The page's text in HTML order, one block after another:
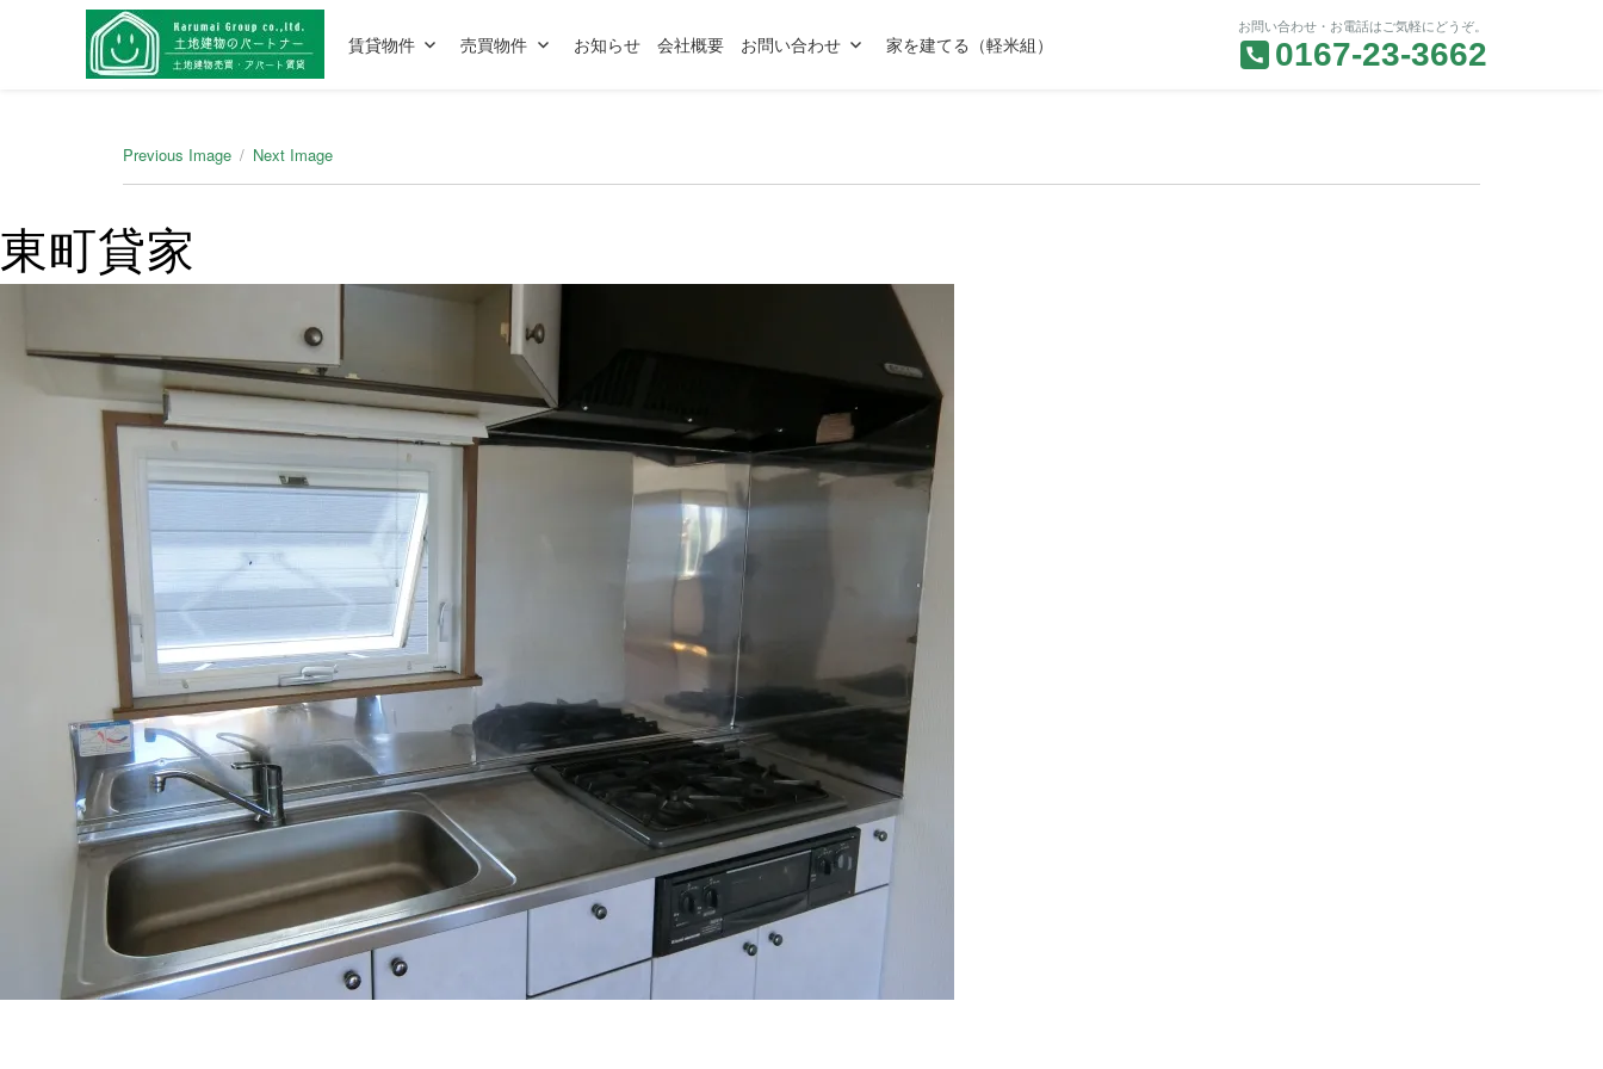
賃貸物件 売買物件 お知らせ 会社概要 お問い合わせ 家を建てる（軽米組）
お問い合わせ・お電話はご気軽にどうぞ。
0167-23-3662
Previous Image Next Image
東町貸家